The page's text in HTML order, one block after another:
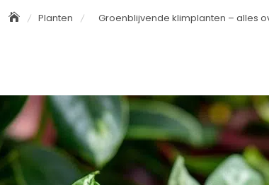
Planten Groenblijvende klimplanten – alles